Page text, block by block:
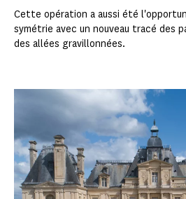
Cette opération a aussi été
symétrie avec un nouveau tracé des
des allées gravillonnées.